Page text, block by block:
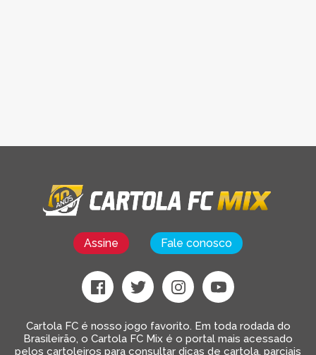
Assine Fale conosco
Cartola FC é nosso jogo favorito. Em toda rodada do
Brasileirão, o Cartola FC Mix é o portal mais acessado
pelos cartoleiros para consultar dicas de cartola, parciais